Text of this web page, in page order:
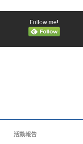
Follow me!
活動報告